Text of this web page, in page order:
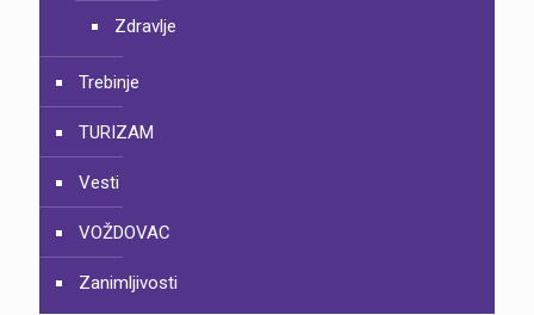
Zdravlje
Trebinje
TURIZAM
Vesti
VOŽDOVAC
Zanimljivosti